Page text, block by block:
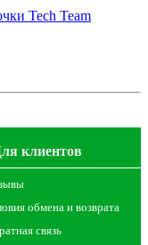
Tech Team
клиентов
обмена и возврата
связь